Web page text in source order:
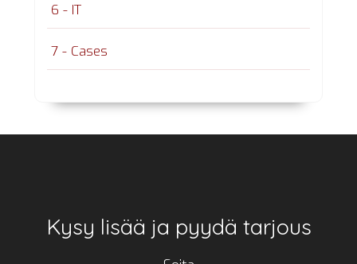
6 - IT
7 - Cases
Footer
Kysy lisää ja pyydä tarjous